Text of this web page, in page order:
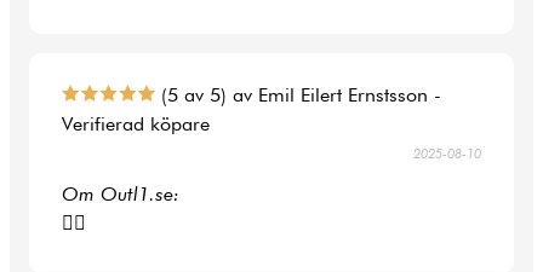
(5 av 5) av Emil Eilert Ernstsson -
Verifierad köpare
2025-08-10
Om Outl1.se:
👍🏻